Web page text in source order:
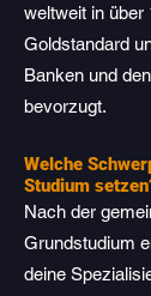
weltweit in über
Goldstandard
Banken und
bevorzugt.
Welche
Studium
Nach der
Grundstudium
deine